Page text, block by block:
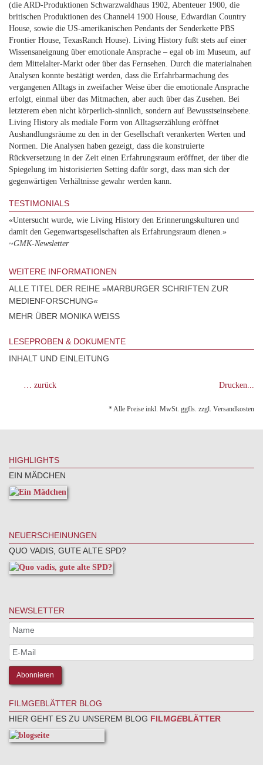
(die ARD-Produktionen Schwarzwaldhaus 1902, Abenteuer 1900, die
britischen Produktionen des Channel4 1900 House, Edwardian Country
House, sowie die US-amerikanischen Pendants der Senderkette PBS
Frontier House, TexasRanch House). Living History fußt stets auf einer
Wissensaneignung über emotionale Ansprache – egal ob im Museum, auf
dem Mittelalter-Markt oder über das Fernsehen. Durch die materialnahen
Analysen konnte bestätigt werden, dass die Erfahrbarmachung des
vergangenen Alltags in zweifacher Weise über die emotionale Ansprache
erfolgt, einmal über das Mitmachen, aber auch über das Zusehen. Bei
letzterem eben nicht körperlich-sinnlich, sondern auf Bewusstseinsebene.
Living History als mediale Form von Alltagserzählung eröffnet
Aushandlungsräume zu den in der Gesellschaft verankerten Werten und
Normen. Die Analysen haben gezeigt, dass die konstruierte
Rückversetzung in der Zeit einen Erfahrungsraum eröffnet, der über die
Spiegelung im historisierten Setting dafür sorgt, dass man sich der
gegenwärtigen Verhältnisse gewahr werden kann.
TESTIMONIALS
«Untersucht wurde, wie Living History den Erinnerungskulturen und
damit den Gegenwartsgesellschaften als Erfahrungsraum dienen.»
~GMK-Newsletter
WEITERE INFORMATIONEN
ALLE TITEL DER REIHE »MARBURGER SCHRIFTEN ZUR
MEDIENFORSCHUNG«
MEHR ÜBER MONIKA WEISS
LESEPROBEN & DOKUMENTE
INHALT UND EINLEITUNG
… zurück Drucken...
* Alle Preise inkl. MwSt. ggfls. zzgl. Versandkosten
HIGHLIGHTS
EIN MÄDCHEN
NEUERSCHEINUNGEN
QUO VADIS, GUTE ALTE SPD?
NEWSLETTER
FILMGEBLÄTTER BLOG
HIER GEHT ES ZU UNSEREM BLOG FILMGEBLÄTTER